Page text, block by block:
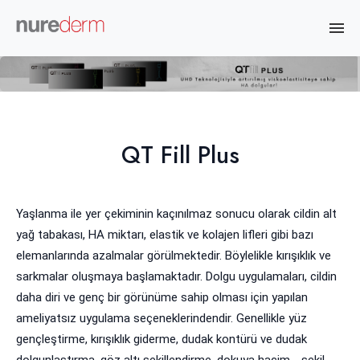
QT Fill Plus
Yaşlanma ile yer çekiminin kaçınılmaz sonucu olarak cildin alt
yağ tabakası, HA miktarı, elastik ve kolajen lifleri gibi bazı
elemanlarında azalmalar görülmektedir. Böylelikle kırışıklık ve
sarkmalar oluşmaya başlamaktadır. Dolgu uygulamaları, cildin
daha diri ve genç bir görünüme sahip olması için yapılan
ameliyatsız uygulama seçeneklerindendir. Genellikle yüz
gençleştirme, kırışıklık giderme, dudak kontürü ve dudak